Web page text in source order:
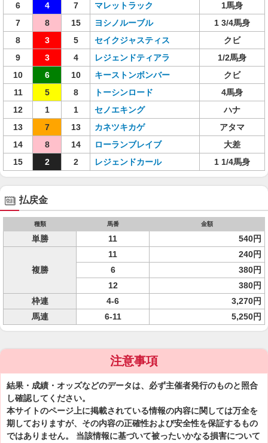
6
4 7 マレットラック
1馬身
7
8 15 ヨシノルーブル
1 3/4馬身
8
3 5 セイクジャスティス
クビ
9
3 4 レジェンドティアラ
1/2馬身
10
6 10 キーストンボンバー
クビ
11
5 8 トーシンロード
4馬身
12
1 1 セノエキング
ハナ
13
7 13 カネツキカゲ
アタマ
14
8 14 ローランブレイブ
大差
15
2 2 レジェンドカール 1 1/4馬身
払戻金
種類 馬番 金額
単勝 11 540円
複勝
11
240円
6
380円
12
380円
枠連
4-6
3,270円
馬連
6-11 5,250円
注意事項
結果・成績・オッズなどのデータは、必ず主催者発行のものと照合
し確認してください。
本サイトのページ上に掲載されている情報の内容に関しては万全を
期しておりますが、その内容の正確性および安全性を保証するもの
ではありません。 当該情報に基づいて被ったいかなる損害について